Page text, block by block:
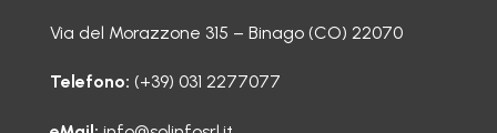
Via del Morazzone 315 – Binago (CO) 22070
Telefono: (+39) 031 2277077